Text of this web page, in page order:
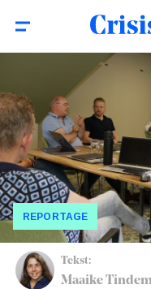
Post-HBO-opleiding:
vragen om
REPORTAGE
Tekst:
Maaike